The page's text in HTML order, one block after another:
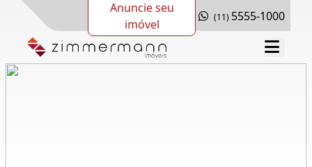
Anuncie seu
imóvel
(11) 5555-1000